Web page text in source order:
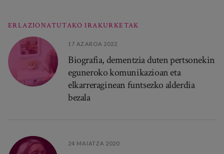
ERLAZIONATUTAKO IRAKURKETAK
17 AZAROA 2022
Biografia, dementzia duten pertsonekin
eguneroko komunikazioan eta
elkarreraginean funtsezko alderdia
bezala
24 MAIATZA 2020